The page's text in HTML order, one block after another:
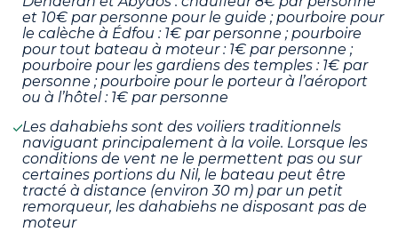
et 10€ par personne pour le guide ; pourboire pour
le calèche à Édfou : 1€ par personne ; pourboire
pour tout bateau à moteur : 1€ par personne ;
pourboire pour les gardiens des temples : 1€ par
personne ; pourboire pour le porteur à l’aéroport
ou à l’hôtel : 1€ par personne
Les dahabiehs sont des voiliers traditionnels
naviguant principalement à la voile. Lorsque les
conditions de vent ne le permettent pas ou sur
certaines portions du Nil, le bateau peut être
tracté à distance (environ 30 m) par un petit
remorqueur, les dahabiehs ne disposant pas de
moteur